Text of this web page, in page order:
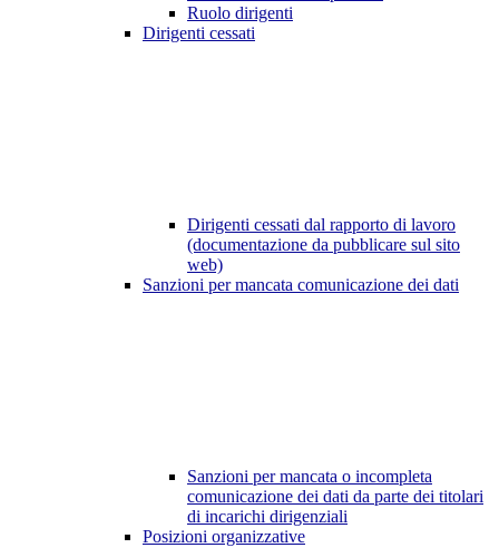
Ruolo dirigenti
Dirigenti cessati
Dirigenti cessati dal rapporto di lavoro
(documentazione da pubblicare sul sito
web)
Sanzioni per mancata comunicazione dei dati
Sanzioni per mancata o incompleta
comunicazione dei dati da parte dei titolari
di incarichi dirigenziali
Posizioni organizzative